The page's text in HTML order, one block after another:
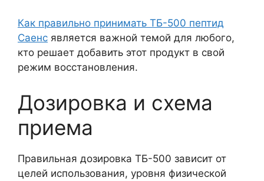
Как правильно принимать ТБ-500 пептид
Саенс является важной темой для любого,
кто решает добавить этот продукт в свой
режим восстановления.
Дозировка и схема
приема
Правильная дозировка ТБ-500 зависит от
целей использования, уровня физической